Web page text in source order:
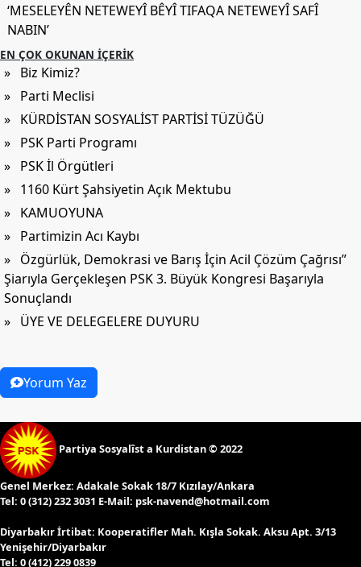
‘MESELEYÊN NETEWEYÎ BÊYÎ TIFAQA NETEWEYÎ SAFÎ
NABIN’
EN ÇOK OKUNAN İÇERIK
» Biz Kimiz?
» Parti Meclisi
» KÜRDİSTAN SOSYALİST PARTİSİ TÜZÜĞÜ
» PSK Parti Programı
» PSK İl Örgütleri
» 1160 Kürt Şahsiyetin Açık Mektubu
» KAMUOYUNA
» Partimizin Acı Kaybı
» Özgürlük, Demokrasi ve Barış İçin Acil Çözüm Çağrısı”
Şiarıyla Gerçekleşen PSK 3. Büyük Kongresi Başarıyla
Sonuçlandı
» ÜYE VE DELEGELERE DUYURU
Yorum Yaz
Partiya Sosyalîst a Kurdistan © 2022
Genel Merkez: Adakale Sokak 18/7 Kızılay/Ankara
Tel: 0 (312) 232 3031 E-Mail: psk-navend@hotmail.com
Diyarbakır İrtibat: Kooperatifler Mah. Kışla Sokak. Aksu Apt. 3/13
Yenişehir/Diyarbakır
Tel: 0 (412) 229 0839